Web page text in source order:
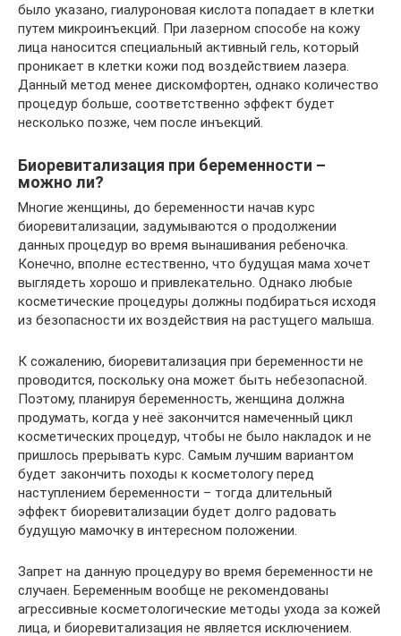
было указано, гиалуроновая кислота попадает в клетки
путем микроинъекций. При лазерном способе на кожу
лица наносится специальный активный гель, который
проникает в клетки кожи под воздействием лазера.
Данный метод менее дискомфортен, однако количество
процедур больше, соответственно эффект будет
несколько позже, чем после инъекций.
Биоревитализация при беременности –
можно ли?
Многие женщины, до беременности начав курс
биоревитализации, задумываются о продолжении
данных процедур во время вынашивания ребеночка.
Конечно, вполне естественно, что будущая мама хочет
выглядеть хорошо и привлекательно. Однако любые
косметические процедуры должны подбираться исходя
из безопасности их воздействия на растущего малыша.
К сожалению, биоревитализация при беременности не
проводится, поскольку она может быть небезопасной.
Поэтому, планируя беременность, женщина должна
продумать, когда у неё закончится намеченный цикл
косметических процедур, чтобы не было накладок и не
пришлось прерывать курс. Самым лучшим вариантом
будет закончить походы к косметологу перед
наступлением беременности – тогда длительный
эффект биоревитализации будет долго радовать
будущую мамочку в интересном положении.
Запрет на данную процедуру во время беременности не
случаен. Беременным вообще не рекомендованы
агрессивные косметологические методы ухода за кожей
лица, и биоревитализация не является исключением.